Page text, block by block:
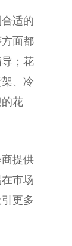
适的
面都
；花
、冷
花
提供
市场
更多